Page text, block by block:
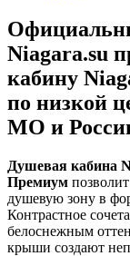
Niagara.su
кабину
по низкой
МО и
Душевая кабина
Премиум
душевую зону в
Контрастное
белоснежным
крыши создают